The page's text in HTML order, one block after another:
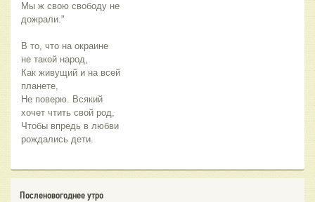
Мы ж свою свободу не
дожрали."
В то, что на окраине
не такой народ,
Как живущий и на всей
планете,
Не поверю. Всякий
хочет чтить свой род,
Чтобы впредь в любви
рождались дети.
Посленовогоднее утро